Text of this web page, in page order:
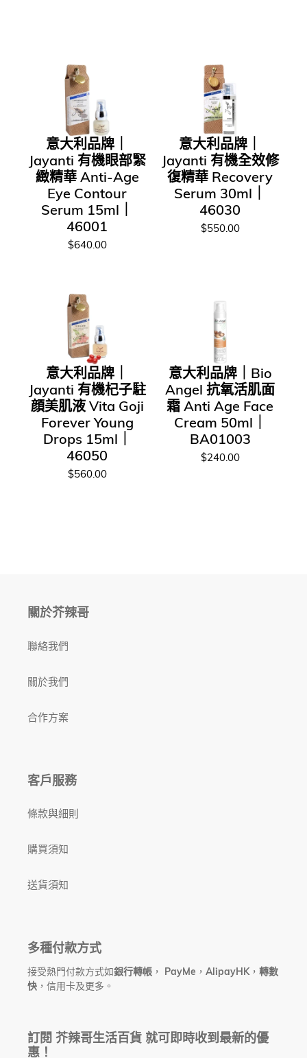
意大利品牌｜
Jayanti 有機眼部緊
緻精華 Anti-Age
Eye Contour
Serum 15ml｜
46001
$640.00
意大利品牌｜
Jayanti 有機全效修
復精華 Recovery
Serum 30ml｜
46030
$550.00
意大利品牌｜
Jayanti 有機杞子駐
顔美肌液 Vita Goji
Forever Young
Drops 15ml｜
46050
$560.00
意大利品牌｜Bio
Angel 抗氧活肌面
霜 Anti Age Face
Cream 50ml｜
BA01003
$240.00
關於芥辣哥
聯絡我們
關於我們
合作方案
客戶服務
條款與細則
購買須知
送貨須知
多種付款方式
接受熱門付款方式如銀行轉帳 ， PayMe ， AlipayHK ， 轉數
快 ，信用卡及更多。
訂閱 芥辣哥生活百貨 就可即時收到最新的優
惠！